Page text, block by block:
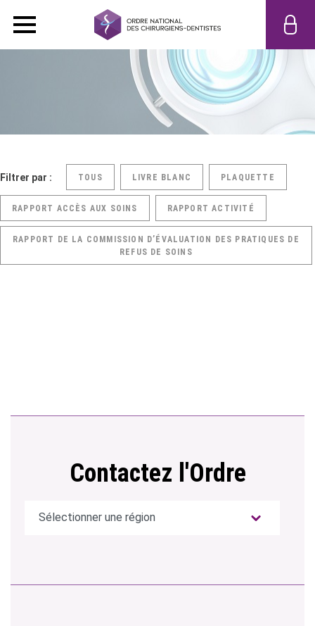
Filtrer par : TOUS LIVRE BLANC PLAQUETTE
RAPPORT ACCÈS AUX SOINS RAPPORT ACTIVITÉ
RAPPORT DE LA COMMISSION D’ÉVALUATION DES PRATIQUES DE
REFUS DE SOINS
Contactez l'Ordre